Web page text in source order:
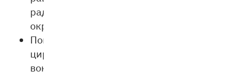
радиусу
окружности.
Повернуть
циркуль
вокруг